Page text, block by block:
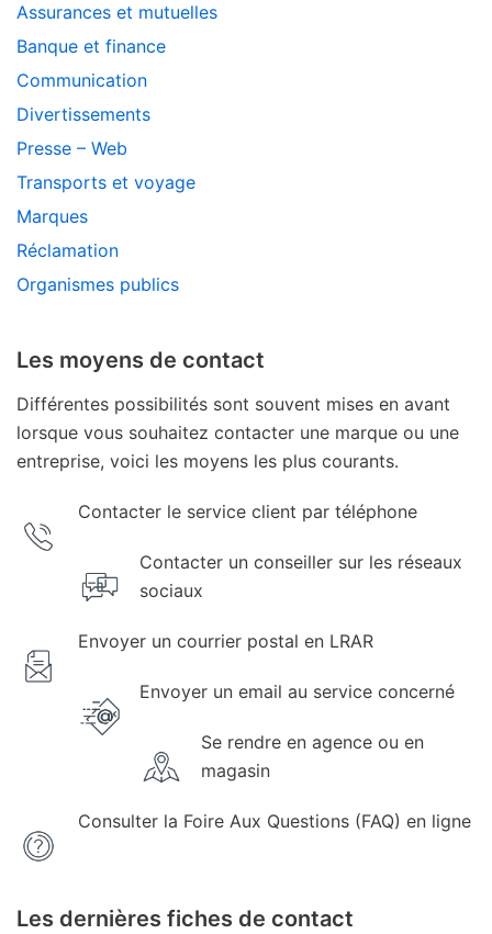
Assurances et mutuelles
Banque et finance
Communication
Divertissements
Presse – Web
Transports et voyage
Marques
Réclamation
Organismes publics
Les moyens de contact
Différentes possibilités sont souvent mises en avant
lorsque vous souhaitez contacter une marque ou une
entreprise, voici les moyens les plus courants.
Contacter le service client par téléphone
Contacter un conseiller sur les réseaux
sociaux
Envoyer un courrier postal en LRAR
Envoyer un email au service concerné
Se rendre en agence ou en
magasin
Consulter la Foire Aux Questions (FAQ) en ligne
Les dernières fiches de contact